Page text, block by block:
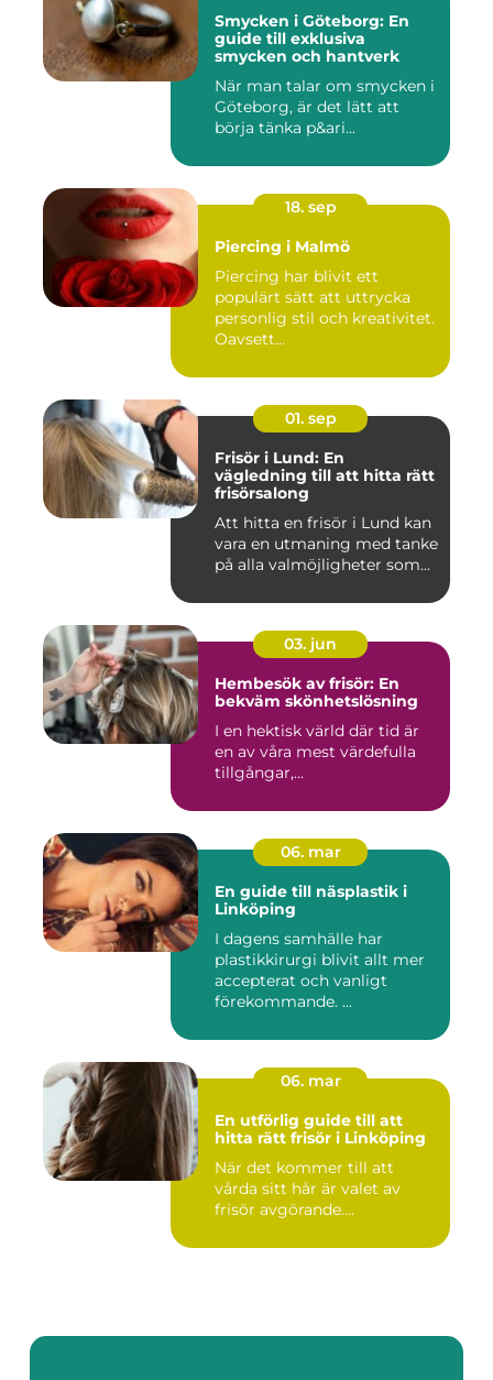
Smycken i Göteborg: En
guide till exklusiva
smycken och hantverk
När man talar om smycken i
Göteborg, är det lätt att
börja tänka p&ari...
18. sep
Piercing i Malmö
Piercing har blivit ett
populärt sätt att uttrycka
personlig stil och kreativitet.
Oavsett...
01. sep
Frisör i Lund: En
vägledning till att hitta rätt
frisörsalong
Att hitta en frisör i Lund kan
vara en utmaning med tanke
på alla valmöjligheter som...
03. jun
Hembesök av frisör: En
bekväm skönhetslösning
I en hektisk värld där tid är
en av våra mest värdefulla
tillgångar,...
06. mar
En guide till näsplastik i
Linköping
I dagens samhälle har
plastikkirurgi blivit allt mer
accepterat och vanligt
förekommande. ...
06. mar
En utförlig guide till att
hitta rätt frisör i Linköping
När det kommer till att
vårda sitt hår är valet av
frisör avgörande....